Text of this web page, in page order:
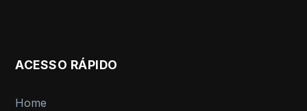
ACESSO RÁPIDO
Home